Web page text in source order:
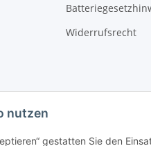
nutzen
gestatten Sie den
Widerrufsrecht